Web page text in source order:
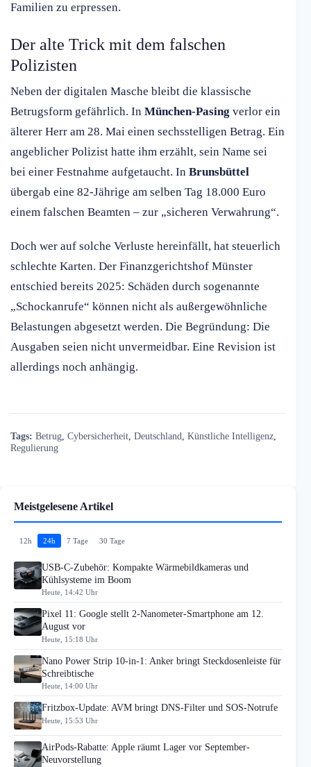
Familien zu erpressen.
Der alte Trick mit dem falschen
Polizisten
Neben der digitalen Masche bleibt die klassische
Betrugsform gefährlich. In München-Pasing verlor ein
älterer Herr am 28. Mai einen sechsstelligen Betrag. Ein
angeblicher Polizist hatte ihm erzählt, sein Name sei
bei einer Festnahme aufgetaucht. In Brunsbüttel
übergab eine 82-Jährige am selben Tag 18.000 Euro
einem falschen Beamten – zur „sicheren Verwahrung“.
Doch wer auf solche Verluste hereinfällt, hat steuerlich
schlechte Karten. Der Finanzgerichtshof Münster
entschied bereits 2025: Schäden durch sogenannte
„Schockanrufe“ können nicht als außergewöhnliche
Belastungen abgesetzt werden. Die Begründung: Die
Ausgaben seien nicht unvermeidbar. Eine Revision ist
allerdings noch anhängig.
Tags: Betrug Cybersicherheit Deutschland Künstliche Intelligenz
Regulierung
Meistgelesene Artikel
12h 24h 7 Tage 30 Tage
USB-C-Zubehör: Kompakte Wärmebildkameras und
Kühlsysteme im Boom
Heute, 14:42 Uhr
Pixel 11: Google stellt 2-Nanometer-Smartphone am 12.
August vor
Heute, 15:18 Uhr
Nano Power Strip 10-in-1: Anker bringt Steckdosenleiste für
Schreibtische
Heute, 14:00 Uhr
Fritzbox-Update: AVM bringt DNS-Filter und SOS-Notrufe
Heute, 15:53 Uhr
AirPods-Rabatte: Apple räumt Lager vor September-
Neuvorstellung